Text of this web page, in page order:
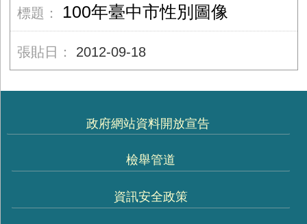
100年臺中市性別圖像
2012-09-18
政府網站資料開放宣告
檢舉管道
資訊安全政策